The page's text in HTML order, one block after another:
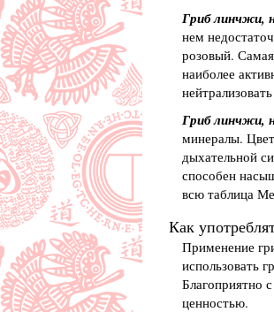
Гриб линчжи,
нем
розовый.
наиболее
Гриб линчжи,
минералы.
дыхательной
способен
всю таблица
Как
Применение
использовать
Благоприятно
ценностью.